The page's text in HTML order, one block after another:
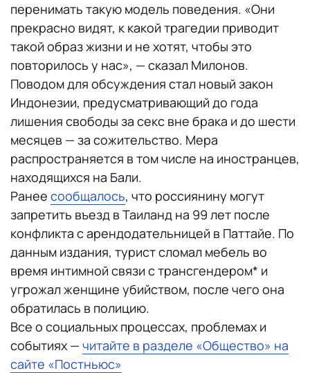
перенимать такую модель поведения. «Они
прекрасно видят, к какой трагедии приводит
такой образ жизни и не хотят, чтобы это
повторилось у нас», — сказал Милонов.
Поводом для обсуждения стал новый закон
Индонезии, предусматривающий до года
лишения свободы за секс вне брака и до шести
месяцев — за сожительство. Мера
распространяется в том числе на иностранцев,
находящихся на Бали.
Ранее сообщалось, что россиянину могут
запретить въезд в Таиланд на 99 лет после
конфликта с арендодательницей в Паттайе. По
данным издания, турист сломал мебель во
время интимной связи с трансгендером* и
угрожал женщине убийством, после чего она
обратилась в полицию.
Все о социальных процессах, проблемах и
событиях — читайте в разделе «Общество» на
сайте «Постньюс»